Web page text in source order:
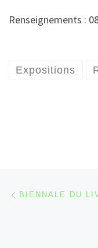
Renseignements :
Expositions
Parcourir